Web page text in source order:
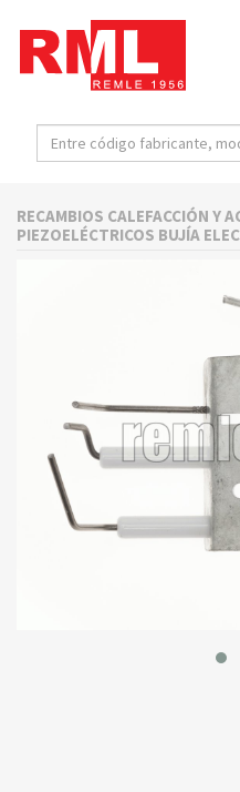
RECAMBIOS CALEFACCIÓN Y
PIEZOELÉCTRICOS BUJÍA